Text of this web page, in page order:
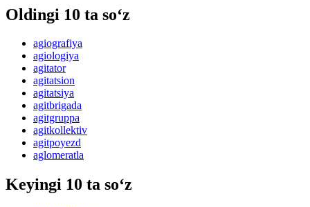
Oldingi 10 ta so‘z
agiografiya
agiologiya
agitator
agitatsion
agitatsiya
agitbrigada
agitgruppa
agitkollektiv
agitpoyezd
aglomeratla
Keyingi 10 ta so‘z